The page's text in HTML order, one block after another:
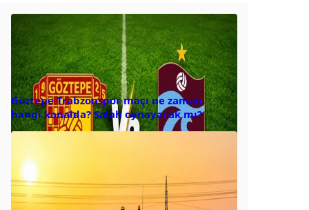
Göztepe Trabzonspor maçı ne zaman,
hangi kanalda? Salah oynayacak mı?